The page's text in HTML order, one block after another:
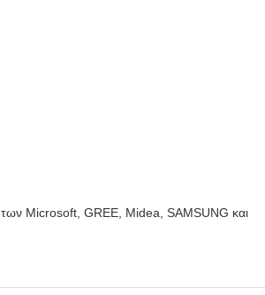
Microsoft, GREE, Midea, SAMSUNG και